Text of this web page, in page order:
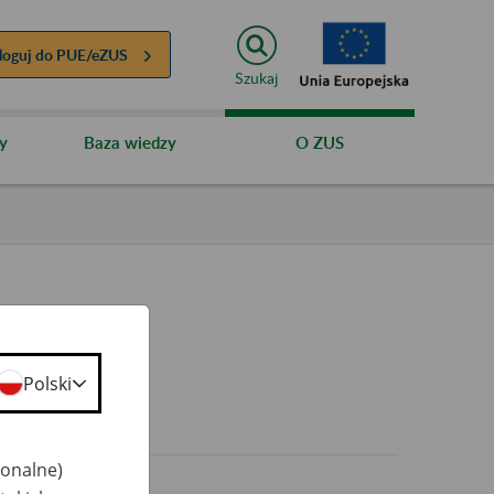
do PUE/eZUS
Szukaj
Baza wiedzy O ZUS
Polski